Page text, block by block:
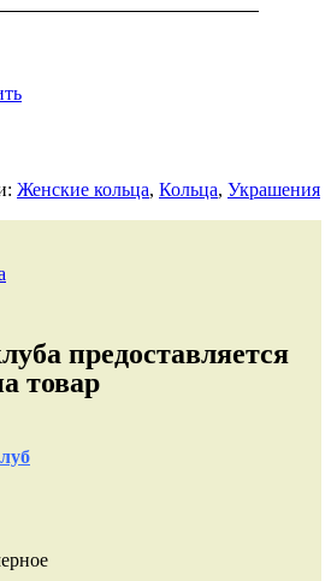
Женские кольца, Кольца, Украшения
предоставляется
товар